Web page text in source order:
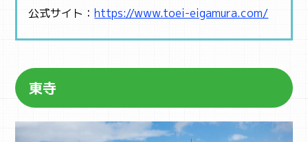
公式サイト：https://www.toei-eigamura.com/
東寺